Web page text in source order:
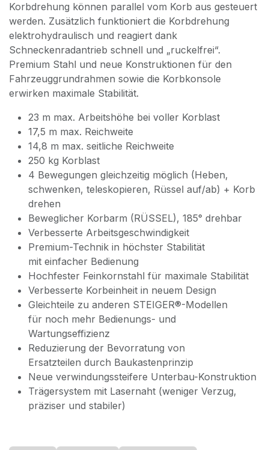
Korbdrehung können parallel vom Korb aus gesteuert
werden. Zusätzlich funktioniert die Korbdrehung
elektrohydraulisch und reagiert dank
Schneckenradantrieb schnell und „ruckelfrei“.
Premium Stahl und neue Konstruktionen für den
Fahrzeuggrundrahmen sowie die Korbkonsole
erwirken maximale Stabilität.
23 m max. Arbeitshöhe bei voller Korblast
17,5 m max. Reichweite
14,8 m max. seitliche Reichweite
250 kg Korblast
4 Bewegungen gleichzeitig möglich (Heben,
schwenken, teleskopieren, Rüssel auf/ab) + Korb
drehen
Beweglicher Korbarm (RÜSSEL), 185° drehbar
Verbesserte Arbeitsgeschwindigkeit
Premium-Technik in höchster Stabilität
mit einfacher Bedienung
Hochfester Feinkornstahl für maximale Stabilität
Verbesserte Korbeinheit in neuem Design
Gleichteile zu anderen STEIGER®-Modellen
für noch mehr Bedienungs- und
Wartungseffizienz
Reduzierung der Bevorratung von
Ersatzteilen durch Baukastenprinzip
Neue verwindungssteifere Unterbau-Konstruktion
Trägersystem mit Lasernaht (weniger Verzug,
präziser und stabiler)